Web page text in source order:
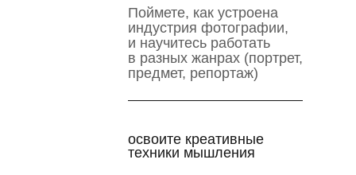
освоите креативные
техники мышления
Поймете, как устроена
индустрия фотографии,
и научитесь работать
в разных жанрах (портрет,
предмет, репортаж)